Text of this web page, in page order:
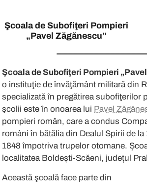
Şcoala de Subofiţeri Pompieri
„Pavel Zăgănescu”
Şcoala de Subofiţeri
Această şcoală face
Programa de
Elevii şcolii trec prin
Absolvenţii Şcolii de
Pentru a obține
eAdmitere.rote ajută cu
Şcoala de Subofiţeri Pompieri
o instituţie de învăţământ militară din
specializată în pregătirea subofiţerilor
şcolii este în onoarea lui Pavel
pompieri român, care a condus
români în bătălia din Dealul Spirii de
1848 împotriva trupelor otomane.
localitatea Boldești-Scăeni, județul
Această şcoală face parte din sistem